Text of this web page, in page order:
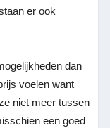
er ook
dan
voelen want
niet meer tussen
een goed